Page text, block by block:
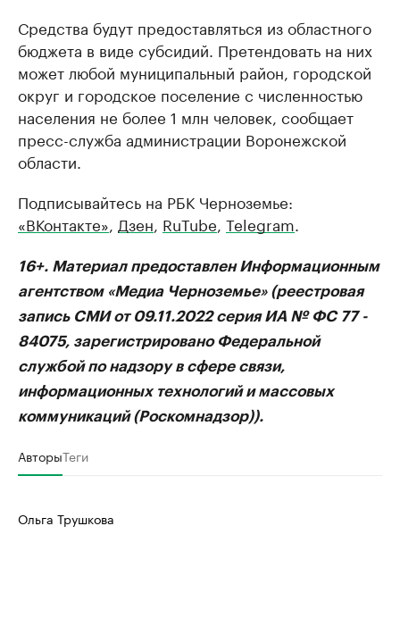
Средства будут предоставляться из областного
бюджета в виде субсидий. Претендовать на них
может любой муниципальный район, городской
округ и городское поселение с численностью
населения не более 1 млн человек, сообщает
пресс-служба администрации Воронежской
области.
Подписывайтесь на РБК Черноземье:
«ВКонтакте», Дзен, RuTube, Telegram.
16+. Материал предоставлен Информационным
агентством «Медиа Черноземье» (реестровая
запись СМИ от 09.11.2022 серия ИА № ФС 77 -
84075, зарегистрировано Федеральной
службой по надзору в сфере связи,
информационных технологий и массовых
коммуникаций (Роскомнадзор)).
АвторыТеги
Ольга Трушкова